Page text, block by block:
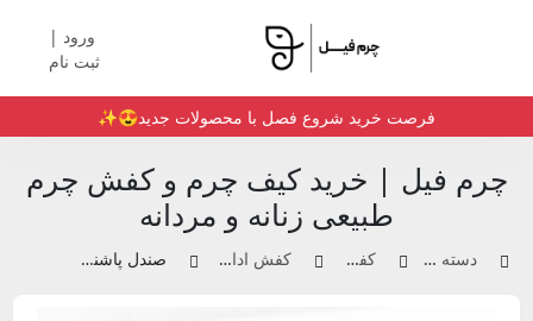
ورود |
ثبت نام
فرصت خرید شروع فصل با محصولات جدید😍✨️
چرم فیل | خرید کیف چرم و کفش چرم
طبیعی زنانه و مردانه
دسته بندی محصولات کفش چرم زنانه کفش اداری و مجلسی زنانه صندل پاشنه دار زنانه | کد 220